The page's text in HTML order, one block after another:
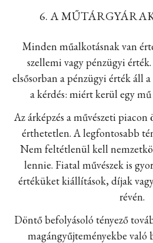
6. A
Minden műalkotásnak van
szellemi vagy pénzügyi
elsősorban a pénzügyi érték áll
a kérdés: miért kerül egy
Az árképzés a művészeti piacon
érthetetlen. A legfontosabb
Nem feltétlenül kell
lennie. Fiatal művészek is
értéküket kiállítások, díjak
révén.
Döntő befolyásoló tényező
magángyűjteményekbe való